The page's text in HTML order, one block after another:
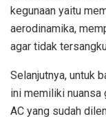
kegunaan yaitu
aerodinamika,
agar tidak
Selanjutnya, untuk
ini memiliki
AC yang sudah